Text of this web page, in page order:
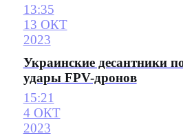
13:35
13 ОКТ
2023
Украинские десантники
удары FPV-дронов
15:21
4 ОКТ
2023